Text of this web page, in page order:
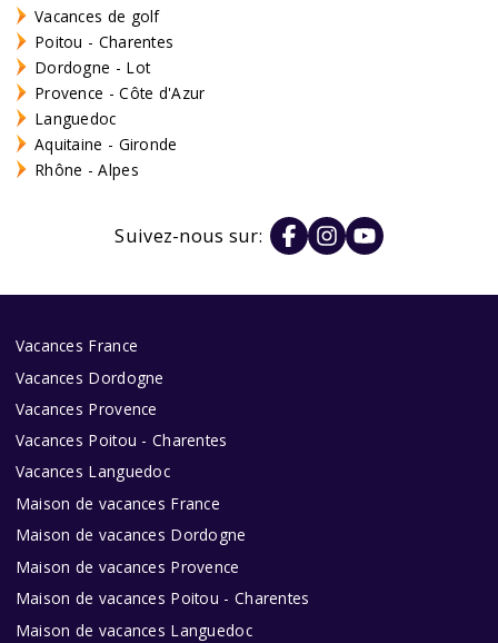
Vacances de golf
Poitou - Charentes
Dordogne - Lot
Provence - Côte d'Azur
Languedoc
Aquitaine - Gironde
Rhône - Alpes
Suivez-nous sur:
Vacances France
Vacances Dordogne
Vacances Provence
Vacances Poitou - Charentes
Vacances Languedoc
Maison de vacances France
Maison de vacances Dordogne
Maison de vacances Provence
Maison de vacances Poitou - Charentes
Maison de vacances Languedoc